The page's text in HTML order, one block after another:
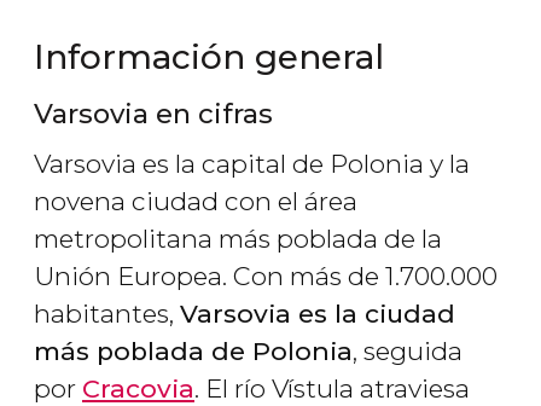
Información general
Varsovia en cifras
Varsovia es la capital de Polonia y la
novena ciudad con el área
metropolitana más poblada de la
Unión Europea. Con más de 1.700.000
habitantes, Varsovia es la ciudad
más poblada de Polonia, seguida
por Cracovia. El río Vístula atraviesa